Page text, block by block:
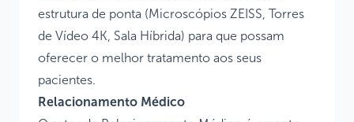
estrutura de ponta (Microscópios ZEISS, Torres
de Vídeo 4K, Sala Híbrida) para que possam
oferecer o melhor tratamento aos seus
pacientes.
Relacionamento Médico